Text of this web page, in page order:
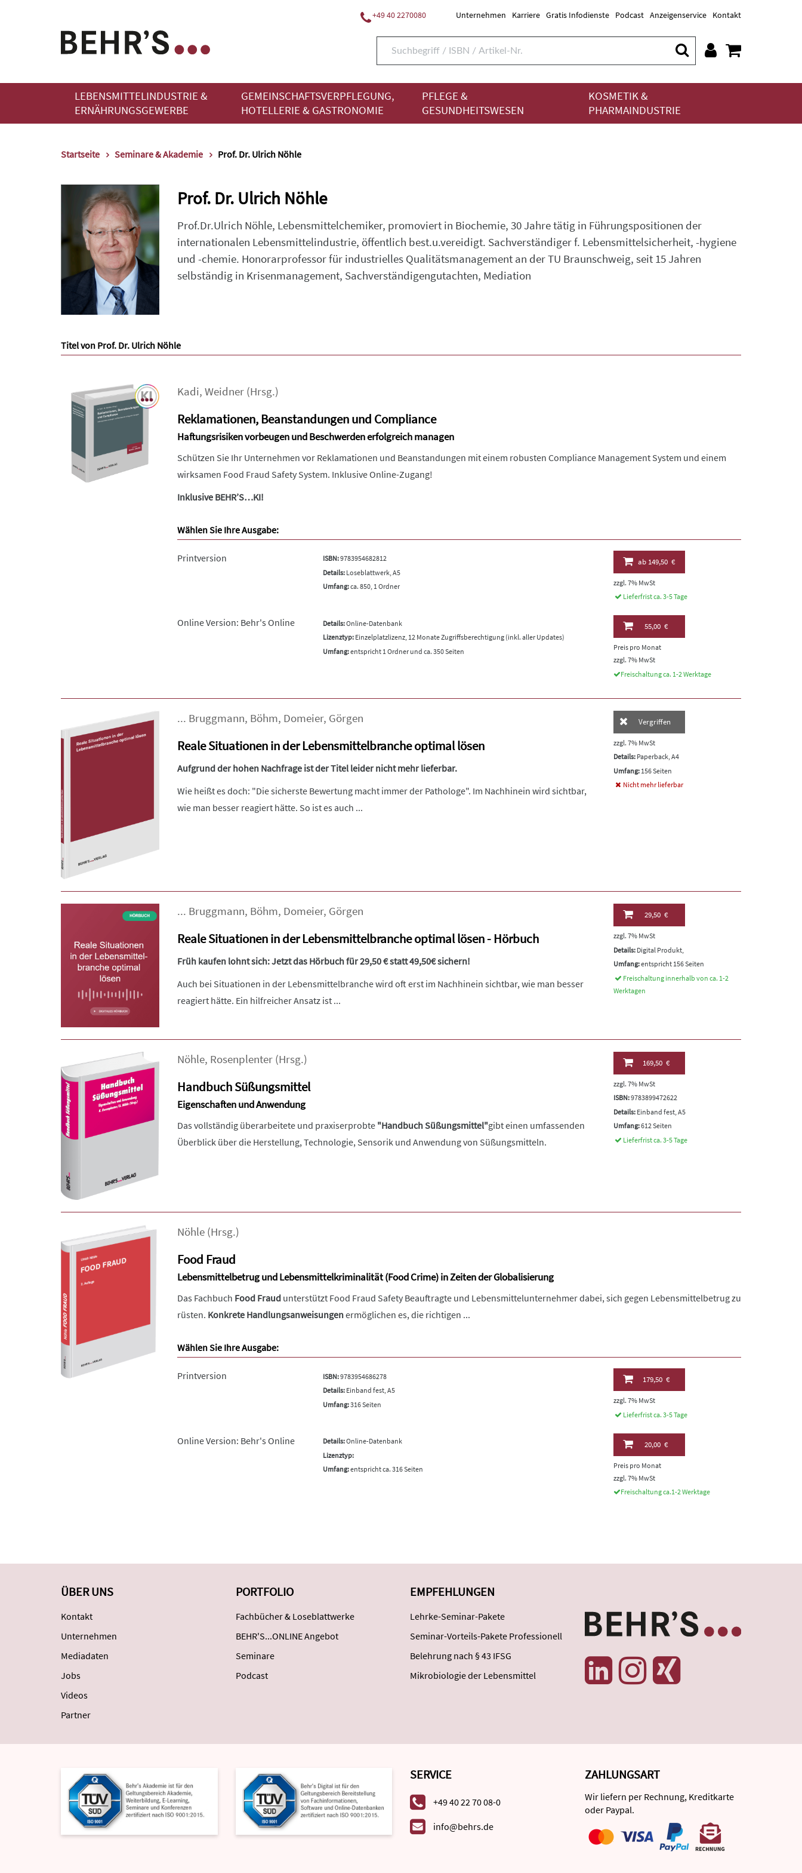
+49 40 2270080 Unternehmen Karriere Gratis Infodienste Podcast Anzeigenservice Kontakt
LEBENSMITTELINDUSTRIE &
ERNÄHRUNGSGEWERBE
GEMEINSCHAFTSVERPFLEGUNG,
HOTELLERIE & GASTRONOMIE
PFLEGE &
GESUNDHEITSWESEN
KOSMETIK &
PHARMAINDUSTRIE
Startseite Seminare & Akademie Prof. Dr. Ulrich Nöhle
Prof. Dr. Ulrich Nöhle
Prof.Dr.Ulrich Nöhle, Lebensmittelchemiker, promoviert in Biochemie, 30 Jahre tätig in Führungspositionen der
internationalen Lebensmittelindustrie, öffentlich best.u.vereidigt. Sachverständiger f. Lebensmittelsicherheit, -hygiene
und -chemie. Honorarprofessor für industrielles Qualitätsmanagement an der TU Braunschweig, seit 15 Jahren
selbständig in Krisenmanagement, Sachverständigengutachten, Mediation
Titel von Prof. Dr. Ulrich Nöhle
Kadi, Weidner (Hrsg.)
Reklamationen, Beanstandungen und Compliance
Haftungsrisiken vorbeugen und Beschwerden erfolgreich managen
Schützen Sie Ihr Unternehmen vor Reklamationen und Beanstandungen mit einem robusten Compliance Management System und einem
wirksamen Food Fraud Safety System. Inklusive Online-Zugang!
Inklusive BEHR’S…KI!
Wählen Sie Ihre Ausgabe:
Printversion ISBN:9783954682812
Details:Loseblattwerk, A5
Umfang:ca. 850, 1 Ordner
ab149,50 €
zzgl. 7% MwSt
Lieferfrist ca. 3-5 Tage
Online Version: Behr's Online Details:Online-Datenbank
Lizenztyp:Einzelplatzlizenz, 12 Monate Zugriffsberechtigung (inkl. aller Updates)
Umfang:entspricht 1 Ordner und ca. 350 Seiten
55,00 €
Preis pro Monat
zzgl. 7% MwSt
Freischaltung ca. 1-2 Werktage
... Bruggmann, Böhm, Domeier, Görgen
Reale Situationen in der Lebensmittelbranche optimal lösen
Aufgrund der hohen Nachfrage ist der Titel leider nicht mehr lieferbar.
Wie heißt es doch: "Die sicherste Bewertung macht immer der Pathologe". Im Nachhinein wird sichtbar,
wie man besser reagiert hätte. So ist es auch ...
Vergriffen
zzgl. 7% MwSt
Details: Paperback, A4
Umfang: 156 Seiten
Nicht mehr lieferbar
... Bruggmann, Böhm, Domeier, Görgen
Reale Situationen in der Lebensmittelbranche optimal lösen - Hörbuch
Früh kaufen lohnt sich: Jetzt das Hörbuch für 29,50 € statt 49,50€ sichern!
Auch bei Situationen in der Lebensmittelbranche wird oft erst im Nachhinein sichtbar, wie man besser
reagiert hätte. Ein hilfreicher Ansatz ist ...
29,50 €
zzgl. 7% MwSt
Details: Digital Produkt,
Umfang:entspricht 156 Seiten
Freischaltung innerhalb von ca. 1-2
Werktagen
Nöhle, Rosenplenter (Hrsg.)
Handbuch Süßungsmittel
Eigenschaften und Anwendung
Das vollständig überarbeitete und praxiserprobte "Handbuch Süßungsmittel"gibt einen umfassenden
Überblick über die Herstellung, Technologie, Sensorik und Anwendung von Süßungsmitteln.
169,50 €
zzgl. 7% MwSt
ISBN:9783899472622
Details: Einband fest, A5
Umfang:612 Seiten
Lieferfrist ca. 3-5 Tage
Nöhle (Hrsg.)
Food Fraud
Lebensmittelbetrug und Lebensmittelkriminalität (Food Crime) in Zeiten der Globalisierung
Das Fachbuch Food Fraud unterstützt Food Fraud Safety Beauftragte und Lebensmittelunternehmer dabei, sich gegen Lebensmittelbetrug zu
rüsten. Konkrete Handlungsanweisungenermöglichen es, die richtigen ...
Wählen Sie Ihre Ausgabe:
Printversion ISBN:9783954686278
Details:Einband fest, A5
Umfang:316 Seiten
179,50 €
zzgl. 7% MwSt
Lieferfrist ca. 3-5 Tage
Online Version: Behr's Online Details:Online-Datenbank
Lizenztyp:
Umfang:entspricht ca. 316 Seiten
20,00 €
Preis pro Monat
zzgl. 7% MwSt
Freischaltung ca.1-2 Werktage
ÜBER UNS
Kontakt
Unternehmen
Mediadaten
Jobs
Videos
Partner
PORTFOLIO
Fachbücher & Loseblattwerke
BEHR'S...ONLINE Angebot
Seminare
Podcast
EMPFEHLUNGEN
Lehrke-Seminar-Pakete
Seminar-Vorteils-Pakete Professionell
Belehrung nach § 43 IFSG
Mikrobiologie der Lebensmittel
SERVICE
+49 40 22 70 08-0
info@behrs.de
ZAHLUNGSART
Wir liefern per Rechnung, Kreditkarte
oder Paypal.